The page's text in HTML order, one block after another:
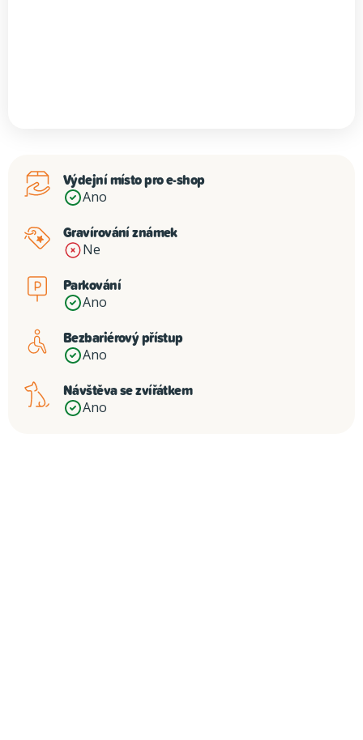
Výdejní místo pro e-shop
Ano
Gravírování známek
Ne
Parkování
Ano
Bezbariérový přístup
Ano
Návštěva se zvířátkem
Ano